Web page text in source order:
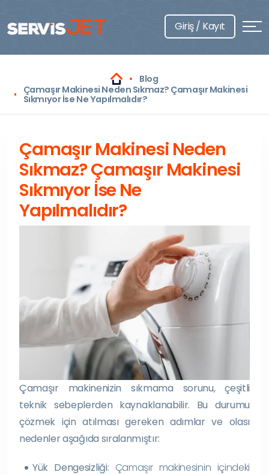
Giriş / Kayıt
Blog
Çamaşır Makinesi Neden Sıkmaz? Çamaşır Makinesi
Sıkmıyor İse Ne Yapılmalıdır?
Çamaşır Makinesi Neden
Sıkmaz? Çamaşır Makinesi
Sıkmıyor İse Ne
Yapılmalıdır?
Çamaşır makinenizin sıkmama sorunu, çeşitli
teknik sebeplerden kaynaklanabilir. Bu durumu
çözmek için atılması gereken adımlar ve olası
nedenler aşağıda sıralanmıştır:
Yük Dengesizliği: Çamaşır makinesinin içindeki